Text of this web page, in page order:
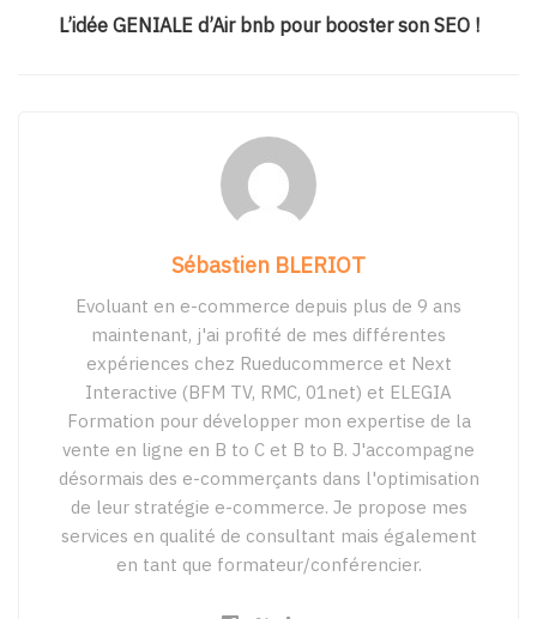
L’idée GENIALE d’Air bnb pour booster son SEO !
Sébastien BLERIOT
Evoluant en e-commerce depuis plus de 9 ans
maintenant, j'ai profité de mes différentes
expériences chez Rueducommerce et Next
Interactive (BFM TV, RMC, 01net) et ELEGIA
Formation pour développer mon expertise de la
vente en ligne en B to C et B to B. J'accompagne
désormais des e-commerçants dans l'optimisation
de leur stratégie e-commerce. Je propose mes
services en qualité de consultant mais également
en tant que formateur/conférencier.